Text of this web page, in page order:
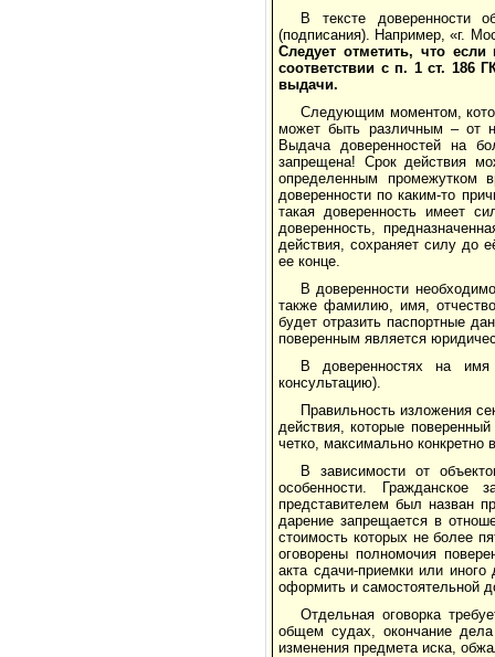
В тексте доверенности
(подписания). Например, «г.
Следует отметить, что если
соответствии с п. 1 ст. 186
выдачи.
Следующим моментом,
может быть различным – от
Выдача доверенностей на
запрещена! Срок действия
определенным
доверенности по каким-то
такая доверенность имеет
доверенность,
действия, сохраняет силу до
ее конце.
В доверенности
также фамилию, имя,
будет отразить паспортные
поверенным является
В доверенностях на имя
консультацию).
Правильность изложения
действия, которые
четко, максимально конкретно
В зависимости от
особенности. Гражданское
представителем был назван
дарение запрещается в
стоимость которых не более
оговорены полномочия
акта сдачи-приемки или
оформить и самостоятельной
Отдельная оговорка
общем судах, окончание
изменения предмета иска,